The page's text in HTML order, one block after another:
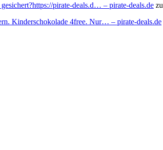
pirate-deals.d… – pirate-deals.de zu
Kinderschokolade 4free. Nur… – pirate-deals.de